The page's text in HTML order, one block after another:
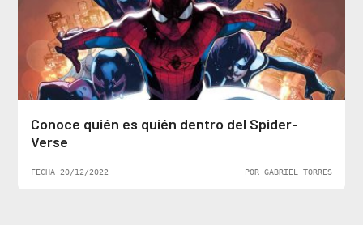
Conoce quién es quién dentro del Spider-
Verse
FECHA 20/12/2022 POR GABRIEL TORRES